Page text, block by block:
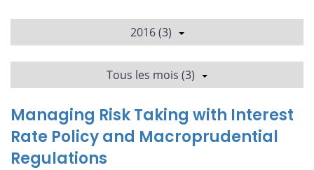
2016 (3)
Tous les mois (3)
Managing Risk Taking with Interest
Rate Policy and Macroprudential
Regulations